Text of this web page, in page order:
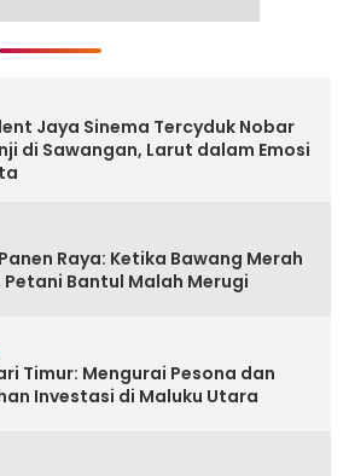
Jaya Sinema Tercyduk Nobar
di Sawangan, Larut dalam Emosi
Raya: Ketika Bawang Merah
Bantul Malah Merugi
Timur: Mengurai Pesona dan
Investasi di Maluku Utara